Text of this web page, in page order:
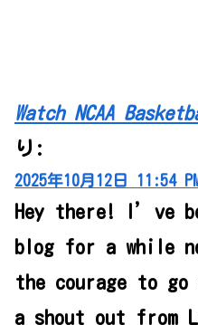
Watch NCAA
り:
2025年10月12日 11:54
Hey there! I’ve
blog for a while
the courage to go
a shout out from